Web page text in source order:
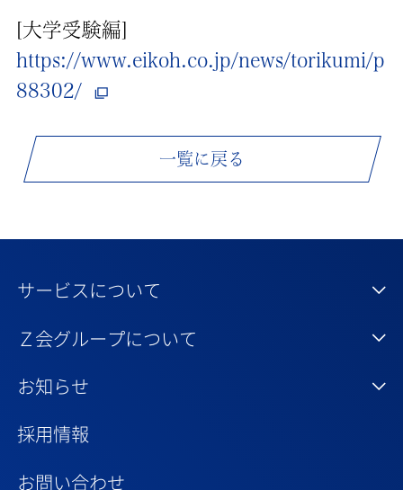
[大学受験編]
https://www.eikoh.co.jp/news/torikumi/p
88302/
一覧に戻る
サービスについて
Ｚ会グループについて
お知らせ
採用情報
お問い合わせ